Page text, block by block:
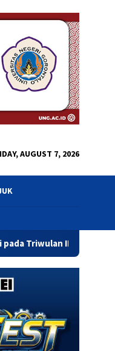
AUGUST 7, 2026
Resmikan